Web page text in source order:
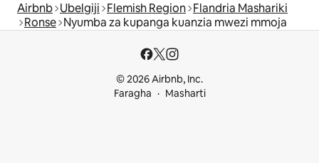
Airbnb Ubelgiji Flemish Region Flandria Mashariki
Ronse Nyumba za kupanga kuanzia mwezi mmoja
© 2026 Airbnb, Inc.
Faragha
Masharti